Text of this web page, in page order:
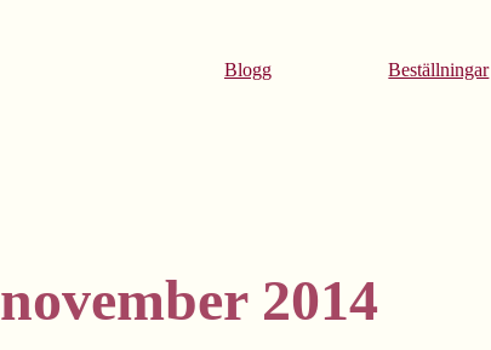
Blogg Beställningar
november 2014